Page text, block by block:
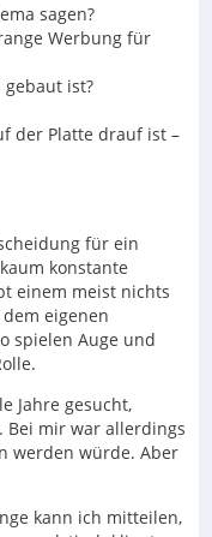
sagen?
Werbung für
ist?
der Platte drauf ist –
für ein
konstante
einem meist nichts
eigenen
spielen Auge und
Jahre gesucht,
Bei mir war allerdings
werden würde. Aber
kann ich mitteilen,